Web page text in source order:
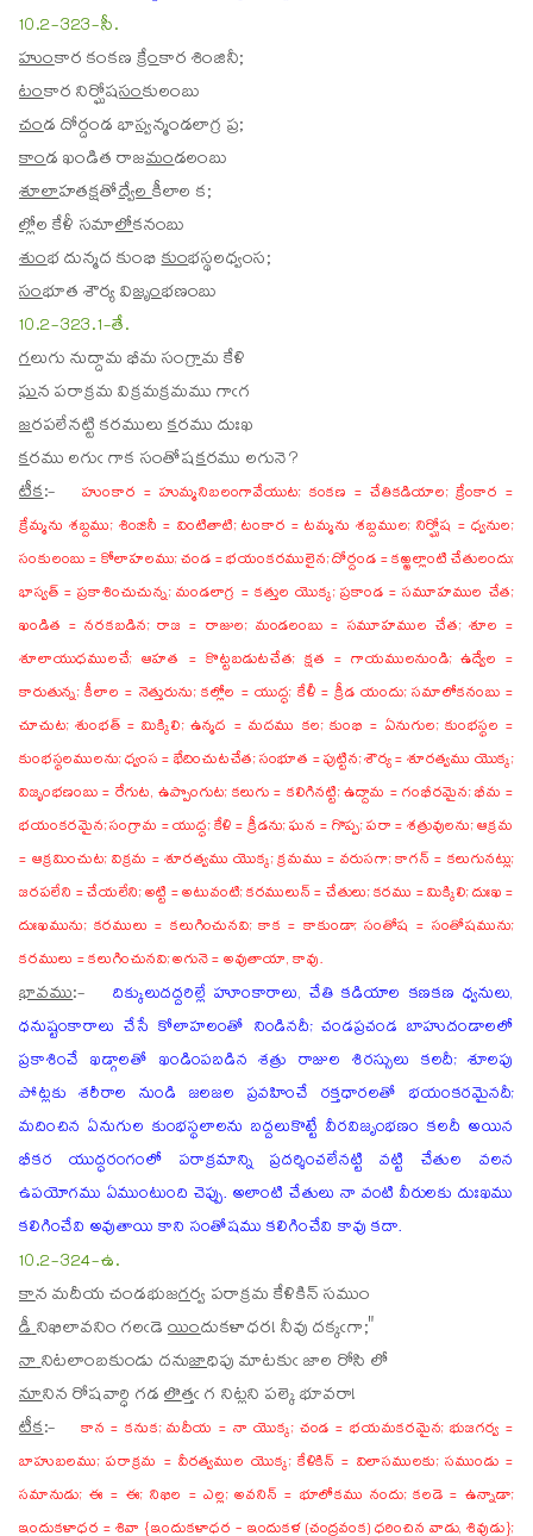
10.2-323-సీ.
హుంకార కంకణ క్రేంకార శింజినీ;
టంకార నిర్ఘోషసంకులంబు
చండ దోర్దండ భాస్వన్మండలాగ్ర ప్ర;
కాండ ఖండిత రాజమండలంబు
శూలాహతక్షతోద్వేలకీలాల క;
ల్లోల కేళీ సమాలోకనంబు
శుంభ దున్మద కుంభికుంభస్థలధ్వంస;
సంభూత శౌర్య విజృంభణంబు
10.2-323.1-తే.
గలుగు నుద్దామ భీమ సంగ్రామ కేళి
ఘన పరాక్రమ విక్రమక్రమము గాఁగ
జరపలేనట్టి కరములు కరము దుఃఖ
కరము లగుఁ గాక సంతోషకరము లగునె?
టీక:-
హుంకార = హుమ్మనిబలంగావేయుట; కంకణ = చేతికడియాల; క్రేంకార =
క్రేమ్మను శబ్దము; శింజినీ = వింటితాటి; టంకార = టమ్మను శబ్దముల; నిర్ఘోష = ధ్వనుల;
సంకులంబు = కోలాహలము; చండ = భయంకరములైన; దోర్దండ = కఱ్ఱల్లాంటి చేతులందు;
భాస్వత్ = ప్రకాశించుచున్న; మండలాగ్ర = కత్తుల యొక్క; ప్రకాండ = సమూహముల చేత;
ఖండిత = నరకబడిన; రాజ = రాజుల; మండలంబు = సమూహముల చేత; శూల =
శూలాయుధములచే; ఆహత = కొట్టబడుటచేత; క్షత = గాయములనుండి; ఉద్వేల =
కారుతున్న; కీలాల = నెత్తురును; కల్లోల = యుద్ధ; కేళీ = క్రీడ యందు; సమాలోకనంబు =
చూచుట; శుంభత్ = మిక్కిలి; ఉన్మద = మదము కల; కుంభి = ఏనుగుల; కుంభస్థల =
కుంభస్థలములను; ధ్వంస = భేదించుటచేత; సంభూత = పుట్టిన; శౌర్య = శూరత్వము యొక్క;
విజృంభణంబు = రేగుట, ఉప్పొంగుట; కలుగు = కలిగినట్టి; ఉద్దామ = గంభీరమైన; భీమ =
భయంకరమైన; సంగ్రామ = యుద్ధ; కేళి = క్రీడను; ఘన = గొప్ప; పరా = శత్రువులను; ఆక్రమ
= ఆక్రమించుట; విక్రమ = శూరత్వము యొక్క; క్రమము = వరుసగా; కాగన్ = కలుగునట్లు;
జరపలేని = చేయలేని; అట్టి = అటువంటి; కరములున్ = చేతులు; కరము = మిక్కిలి; దుఃఖ =
దుఃఖమును; కరములు = కలుగించునవి; కాక = కాకుండా; సంతోష = సంతోషమును;
కరములు = కలుగించునవి; అగునె = అవుతాయా, కావు.
భావము:-
దిక్కులుదద్దరిల్లే హూంకారాలు, చేతి కడియాల కణకణ ధ్వనులు,
ధనుష్టంకారాలు చేసే కోలాహలంతో నిండినదీ; చండప్రచండ బాహుదండాలలో
ప్రకాశించే ఖడ్గాలతో ఖండింపబడిన శత్రు రాజుల శిరస్సులు కలదీ; శూలపు
పోట్లకు శరీరాల నుండి జలజల ప్రవహించే రక్తధారలతో భయంకరమైనదీ;
మదించిన ఏనుగుల కుంభస్థలాలను బద్దలుకొట్టే వీరవిజృంభణం కలదీ అయిన
భీకర యుద్ధరంగంలో పరాక్రమాన్ని ప్రదర్శించలేనట్టి వట్టి చేతుల వలన
ఉపయోగము ఏముంటుంది చెప్పు. అలాంటి చేతులు నా వంటి వీరులకు దుఃఖము
కలిగించేవి అవుతాయి కాని సంతోషము కలిగించేవి కావు కదా.
10.2-324-ఉ.
కాన మదీయ చండభుజగర్వ పరాక్రమ కేళికిన్ సముం
డీనిఖిలావనిం గలఁడె యిందుకళాధర! నీవు దక్కఁగా;"
నానిటలాంబకుండు దనుజాధిపు మాటకుఁ జాల రోసి లో
నూనిన రోషవార్ధి గడ లొత్తఁ గ నిట్లని పల్కె భూవరా!
టీక:-
కాన = కనుక; మదీయ = నా యొక్క; చండ = భయమకరమైన; భుజగర్వ =
బాహుబలము; పరాక్రమ = వీరత్వముల యొక్క; కేళికిన్ = విలాసములకు; సముండు =
సమానుడు; ఈ = ఈ; నిఖిల = ఎల్ల; అవనిన్ = భూలోకము నందు; కలడె = ఉన్నాడా;
ఇందుకళాధర = శివా {ఇందుకళాధర - ఇందుకళ (చంద్రవంక) ధరించిన వాడు, శివుడు};